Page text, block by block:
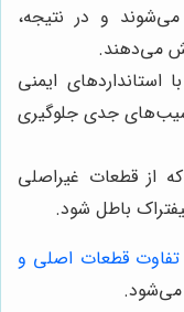
و در نتیجه،
می‌دهند.
استانداردهای ایمنی
جدی جلوگیری
از قطعات غیراصلی
باطل شود.
تفاوت قطعات اصلی و
می‌شود.